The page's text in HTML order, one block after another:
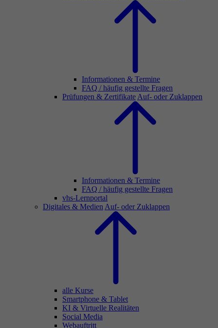
Informationen & Termine
FAQ / häufig gestellte Fragen
Prüfungen & Zertifikate Auf- oder Zuklappen
Informationen & Termine
FAQ / häufig gestellte Fragen
vhs-Lernportal
Digitales & Medien Auf- oder Zuklappen
alle Kurse
Smartphone & Tablet
KI & Virtuelle Realitäten
Social Media
Webauftritt